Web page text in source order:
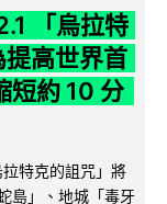
「烏拉特
高世界首
短約 10 分
特克的詛咒」將
島」、地城「毒牙